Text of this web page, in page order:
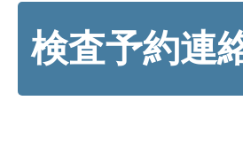
検査予約連